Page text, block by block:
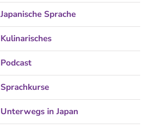
Japanische Sprache
Kulinarisches
Podcast
Sprachkurse
Unterwegs in Japan